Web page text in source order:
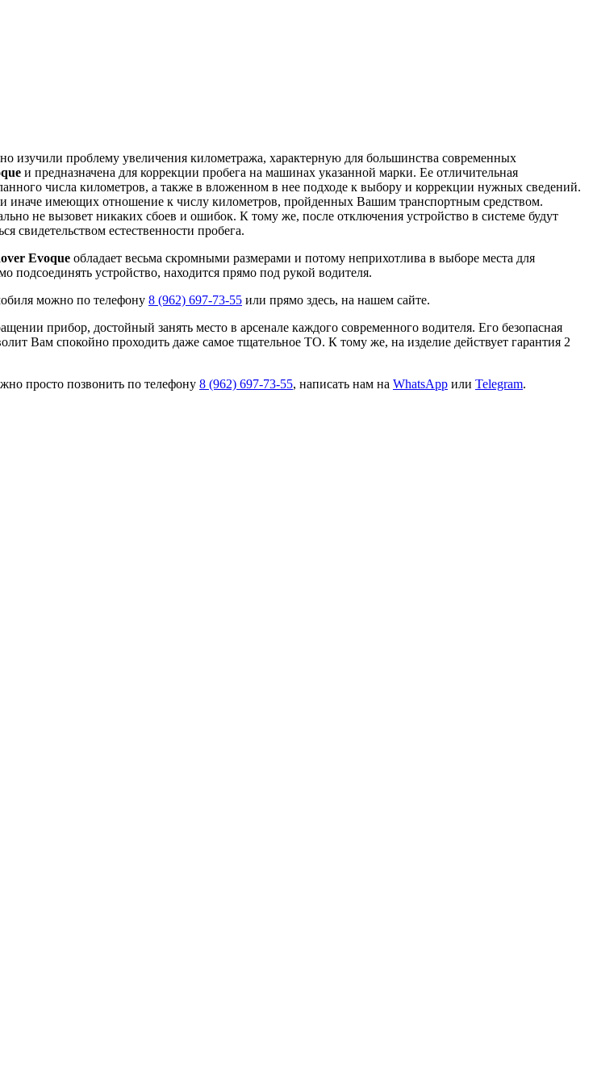
изучили проблему увеличения километража, характерную для большинства современных
и предназначена для коррекции пробега на машинах указанной марки. Ее отличительная
числа километров, а также в вложенном в нее подходе к выбору и коррекции нужных сведений.
иначе имеющих отношение к числу километров, пройденных Вашим транспортным средством.
не вызовет никаких сбоев и ошибок. К тому же, после отключения устройство в системе будут
свидетельством естественности пробега.
Evoque обладает весьма скромными размерами и потому неприхотлива в выборе места для
устройство, находится прямо под рукой водителя.
можно по телефону 8 (962) 697-73-55 или прямо здесь, на нашем сайте.
прибор, достойный занять место в арсенале каждого современного водителя. Его безопасная
Вам спокойно проходить даже самое тщательное ТО. К тому же, на изделие действует гарантия 2
просто позвонить по телефону 8 (962) 697-73-55, написать нам на WhatsApp или Telegram.